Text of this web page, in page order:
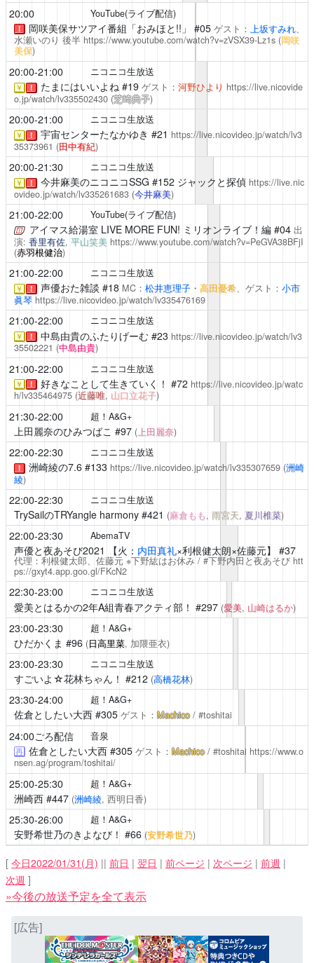
20:00 YouTube(ライブ配信)
！ 岡咲美保サツアイ番組「おみほと!!」 #05 ゲスト： 上坂すみれ、
水瀬いのり 後半 https://www.youtube.com/watch?v=zVSX39-Lz1s (岡咲
美保)
20:00-21:00 ニコニコ生放送
￥ ！ たまにはいいよね #19 ゲスト： 河野ひより https://live.nicovide
o.jp/watch/lv335502430 (芝崎典子)
20:00-21:00 ニコニコ生放送
￥ ！ 宇宙センターたなかゆき #21 https://live.nicovideo.jp/watch/lv3
35373961 (田中有紀)
20:00-21:30 ニコニコ生放送
￥ ！ 今井麻美のニコニコSSG #152 ジャックと探偵 https://live.nic
ovideo.jp/watch/lv335261683 (今井麻美)
21:00-22:00 YouTube(ライブ配信)
アイマス給湯室 LIVE MORE FUN! ミリオンライブ！編#04 出
演: 香里有佐, 平山笑美 https://www.youtube.com/watch?v=PeGVA38BFjI
(赤羽根健治)
21:00-22:00 ニコニコ生放送
￥ ！ 声優おた雑談 #18 MC： 松井恵理子・ 高田憂希、ゲスト： 小市
眞琴 https://live.nicovideo.jp/watch/lv335476169
21:00-22:00 ニコニコ生放送
￥ ！ 中島由貴のふたりげーむ#23 https://live.nicovideo.jp/watch/lv3
35502221 (中島由貴)
21:00-22:00 ニコニコ生放送
￥ ！ 好きなことして生きていく！ #72 https://live.nicovideo.jp/watc
h/lv335464975 (近藤唯, 山口立花子)
21:30-22:00 超！A&G+
上田麗奈のひみつばこ #97 (上田麗奈)
22:00-22:30 ニコニコ生放送
！ 洲崎綾の7.6#133 https://live.nicovideo.jp/watch/lv335307659 (洲崎
綾)
22:00-22:30 ニコニコ生放送
TrySailのTRYangle harmony#421 (麻倉もも, 雨宮天, 夏川椎菜)
22:00-23:30 AbemaTV
声優と夜あそび2021 【火： 内田真礼×利根健太朗×佐藤元】 #37
代理：利根健太郎、佐藤元 ※下野紘はお休み / #下野内田と夜あそび htt
ps://gxyt4.app.goo.gl/FKcN2
22:30-23:00 ニコニコ生放送
愛美とはるかの2年A組青春アクティ部！ #297 (愛美, 山崎はるか)
23:00-23:30 超！A&G+
ひだかくま #96 (日高里菜, 加隈亜衣)
23:00-23:30 ニコニコ生放送
すごいよ☆花林ちゃん！ #212 (高橋花林)
23:30-24:00 超！A&G+
佐倉としたい大西 #305 ゲスト： Machico/ #toshitai
24:00ごろ配信 音泉
再 佐倉としたい大西 #305 ゲスト： Machico/ #toshitai https://www.o
nsen.ag/program/toshitai/
25:00-25:30 超！A&G+
洲崎西#447 (洲崎綾, 西明日香)
25:30-26:00 超！A&G+
安野希世乃のきよなび！ #66 (安野希世乃)
[ 今日2022/01/31(月) || 前日 | 翌日 | 前ページ | 次ページ | 前週 |
次週 ]
»今後の放送予定を全て表示
[広告]